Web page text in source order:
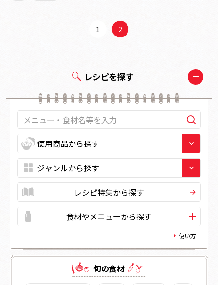
1 2
レシピを探す
レシピ特集から探す
食材やメニューから探す
使い方
旬の⾷材